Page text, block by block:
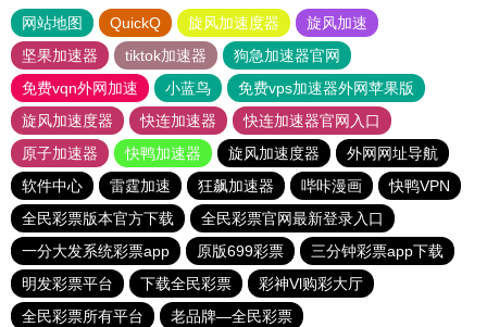
网站地图 QuickQ 旋风加速度器
旋风加速
坚果加速器
tiktok加速器
狗急加速器官网
免费vqn外网加速
小蓝鸟
免费vps加速器外网苹果版
旋风加速度器
快连加速器
快连加速器官网入口
原子加速器
快鸭加速器 旋风加速度器
外网网址导航
软件中心
雷霆加速 狂飙加速器 哔咔漫画
快鸭VPN
全民彩票版本官方下载
全民彩票官网最新登录入口
一分大发系统彩票app
原版699彩票
三分钟彩票app下载
明发彩票平台
下载全民彩票
彩神Vl购彩大厅
全民彩票所有平台
老品牌—全民彩票